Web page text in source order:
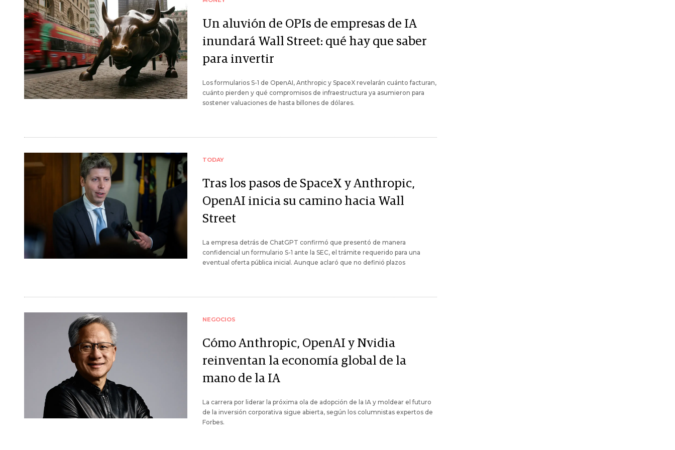
Un aluvión de OPIs de empresas de IA
inundará Wall Street: qué hay que saber
para invertir
Los formularios S-1 de OpenAI, Anthropic y SpaceX revelarán cuánto facturan,
cuánto pierden y qué compromisos de infraestructura ya asumieron para
sostener valuaciones de hasta billones de dólares.
TODAY
Tras los pasos de SpaceX y Anthropic,
OpenAI inicia su camino hacia Wall
Street
La empresa detrás de ChatGPT confirmó que presentó de manera
confidencial un formulario S-1 ante la SEC, el trámite requerido para una
eventual oferta pública inicial. Aunque aclaró que no definió plazos
NEGOCIOS
Cómo Anthropic, OpenAI y Nvidia
reinventan la economía global de la
mano de la IA
La carrera por liderar la próxima ola de adopción de la IA y moldear el futuro
de la inversión corporativa sigue abierta, según los columnistas expertos de
Forbes.